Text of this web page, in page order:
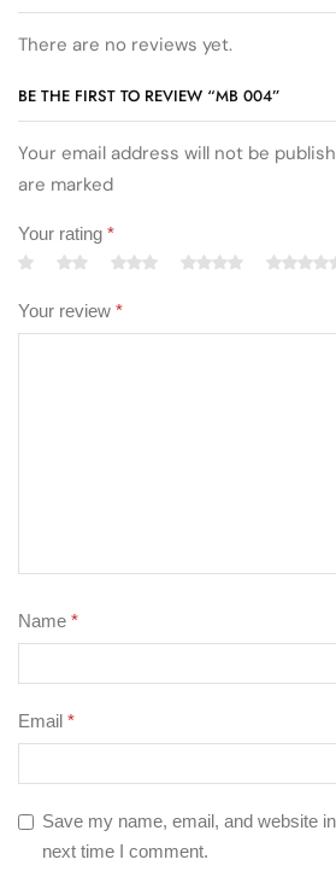
There are no reviews yet.
BE THE FIRST TO REVIEW “MB 004”
Your email address will not be
are marked
Your rating *
Your review *
Name *
Email *
Save my name, email, and website
next time I comment.